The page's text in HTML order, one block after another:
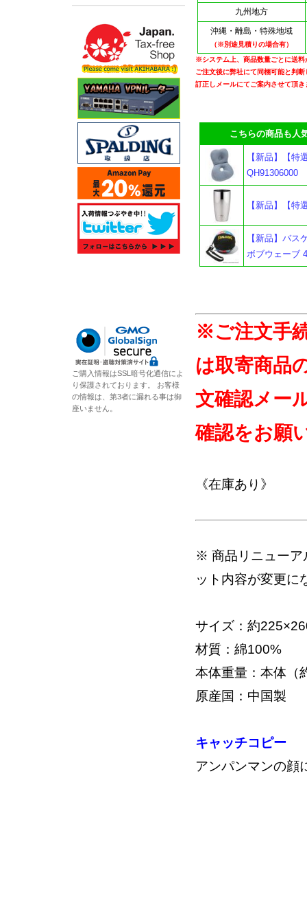
九州地方
沖縄・離島・特殊地域
（※別途見積りの場合有）
※システム上、商品数量ごとに送料
ご注文後に弊社にて同梱可能と判
訂正しメールにてご案内させて頂き
こちらの商品も人気
【新品】【特
QH91306000
【新品】【特
【新品】バ
ボブウェーブ
※ご注文手
は取寄商品
文確認メー
確認をお願
《在庫あり》
※ 商品リニューア
ット内容が変更に
サイズ：約
材質：綿100%
本体重量：本体（
原産国：中国製
キャッチコピー
アンパンマンの顔
ご購入情報はSSL暗号化通信によ
り保護されております。 お客様
の情報は、第3者に漏れる事は御
座いません。